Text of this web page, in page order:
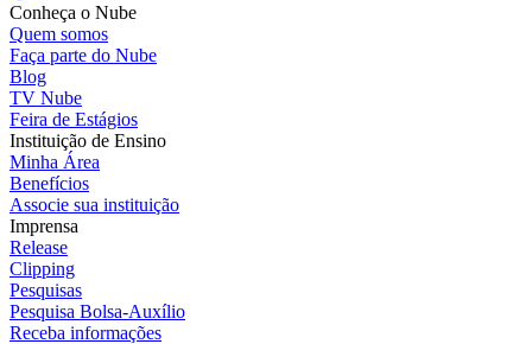
Conheça o Nube
Quem somos
Faça parte do Nube
Blog
TV Nube
Feira de Estágios
Instituição de Ensino
Minha Área
Benefícios
Associe sua instituição
Imprensa
Release
Clipping
Pesquisas
Pesquisa Bolsa-Auxílio
Receba informações